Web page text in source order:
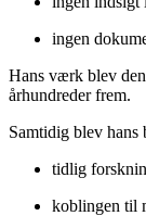
ingen
Hans værk blev
århundreder frem.
Samtidig blev hans
tidlig
koblingen til